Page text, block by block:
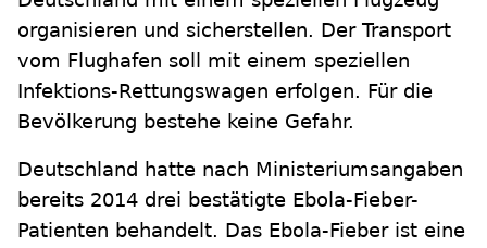
organisieren und sicherstellen. Der Transport
vom Flughafen soll mit einem speziellen
Infektions-Rettungswagen erfolgen. Für die
Bevölkerung bestehe keine Gefahr.
Deutschland hatte nach Ministeriumsangaben
bereits 2014 drei bestätigte Ebola-Fieber-
Patienten behandelt. Das Ebola-Fieber ist eine